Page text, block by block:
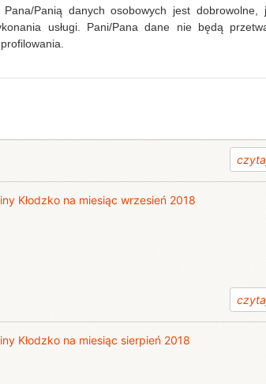
Kłodzko na miesiąc październik 2018
Kłodzko na miesiąc wrzesień 2018
Kłodzko na miesiąc sierpień 2018
Pana/Panią danych osobowych jest dobrowolne,
usługi. Pani/Pana dane nie będą